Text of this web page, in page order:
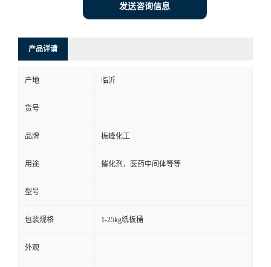
发送咨询信息
产品详请
产地 临沂
货号
品牌 振峰化工
用途 催化剂，医药中间体等等
型号
包装规格 1-25kg纸板桶
外观